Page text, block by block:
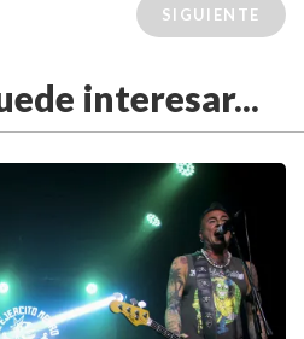
SIGUIENTE
interesar...